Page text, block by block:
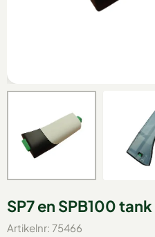
SP7 en SPB100
Artikelnr: 75466